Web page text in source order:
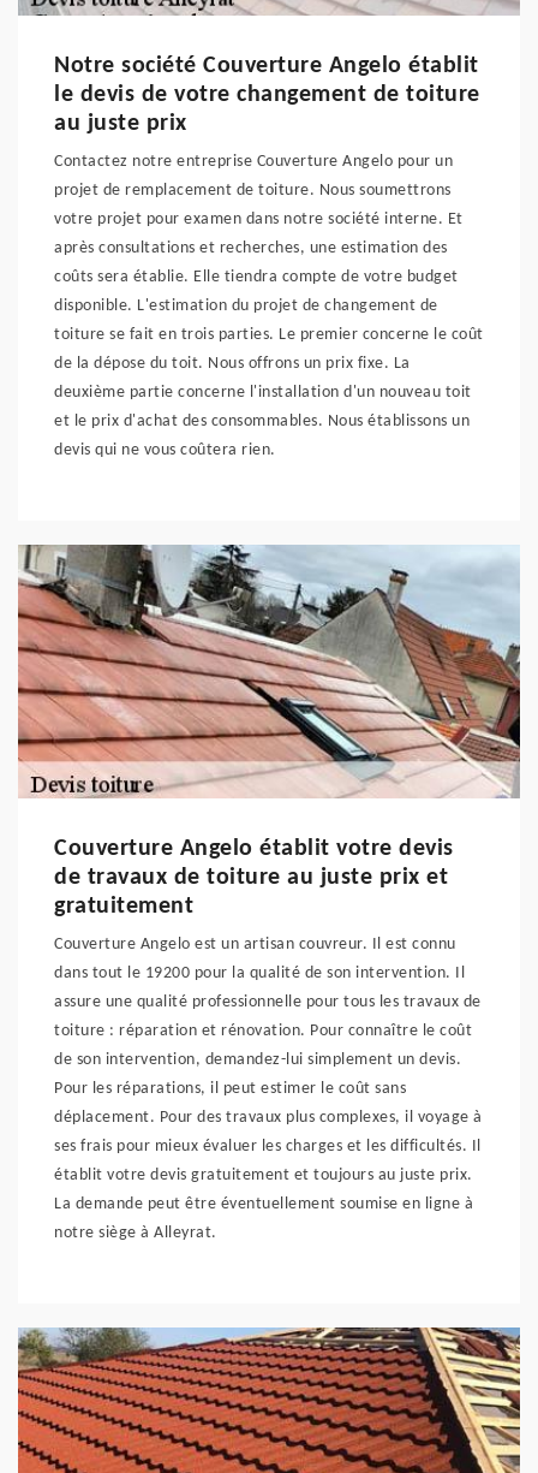
Notre société Couverture Angelo établit
le devis de votre changement de toiture
au juste prix
Contactez notre entreprise Couverture Angelo pour un
projet de remplacement de toiture. Nous soumettrons
votre projet pour examen dans notre société interne. Et
après consultations et recherches, une estimation des
coûts sera établie. Elle tiendra compte de votre budget
disponible. L'estimation du projet de changement de
toiture se fait en trois parties. Le premier concerne le coût
de la dépose du toit. Nous offrons un prix fixe. La
deuxième partie concerne l'installation d'un nouveau toit
et le prix d'achat des consommables. Nous établissons un
devis qui ne vous coûtera rien.
Couverture Angelo établit votre devis
de travaux de toiture au juste prix et
gratuitement
Couverture Angelo est un artisan couvreur. Il est connu
dans tout le 19200 pour la qualité de son intervention. Il
assure une qualité professionnelle pour tous les travaux de
toiture : réparation et rénovation. Pour connaître le coût
de son intervention, demandez-lui simplement un devis.
Pour les réparations, il peut estimer le coût sans
déplacement. Pour des travaux plus complexes, il voyage à
ses frais pour mieux évaluer les charges et les difficultés. Il
établit votre devis gratuitement et toujours au juste prix.
La demande peut être éventuellement soumise en ligne à
notre siège à Alleyrat.